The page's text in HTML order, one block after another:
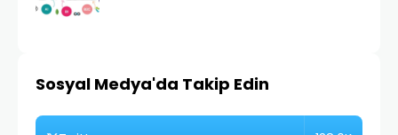
Sosyal Medya'da Takip Edin